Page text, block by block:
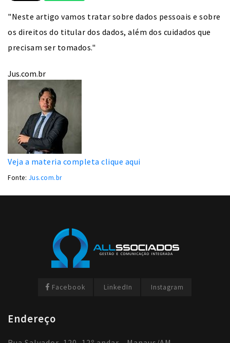
"Neste artigo vamos tratar sobre dados pessoais e sobre
os direitos do titular dos dados, além dos cuidados que
precisam ser tomados."
Jus.com.br
Veja a materia completa clique aqui
Fonte: Jus.com.br
Facebook LinkedIn Instagram
Endereço